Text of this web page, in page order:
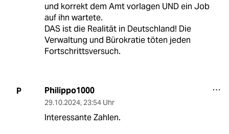
und korrekt dem Amt vorlagen UND ein Job
auf ihn wartete.
DAS ist die Realität in Deutschland! Die
Verwaltung und Bürokratie töten jeden
Fortschrittsversuch.
P Philippo1000
29.10.2024, 23:54 Uhr
Interessante Zahlen.